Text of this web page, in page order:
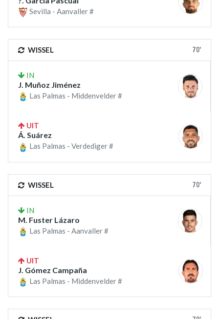
Sevilla - Aanvaller #
WISSEL 70'
IN
J. Muñoz Jiménez
Las Palmas - Middenvelder #
UIT
Á. Suárez
Las Palmas - Verdediger #
WISSEL 70'
IN
M. Fuster Lázaro
Las Palmas - Aanvaller #
UIT
J. Gómez Campaña
Las Palmas - Middenvelder #